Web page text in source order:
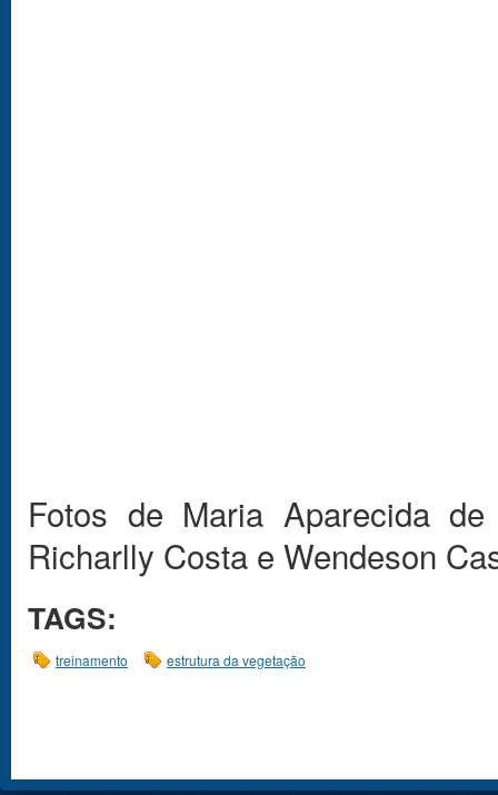
Fotos de Maria Aparecida
Richarlly Costa e Wendeson
TAGS:
treinamento estrutura da vegetação